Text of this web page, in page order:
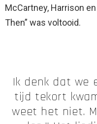
McCartney, Harrison
Then” was voltooid.
Ik denk dat we
tijd tekort
weet het niet.